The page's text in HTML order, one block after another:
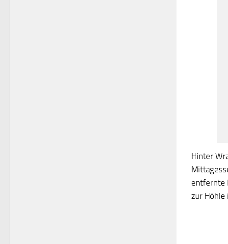
Hinter
entfernte
zur Höhle